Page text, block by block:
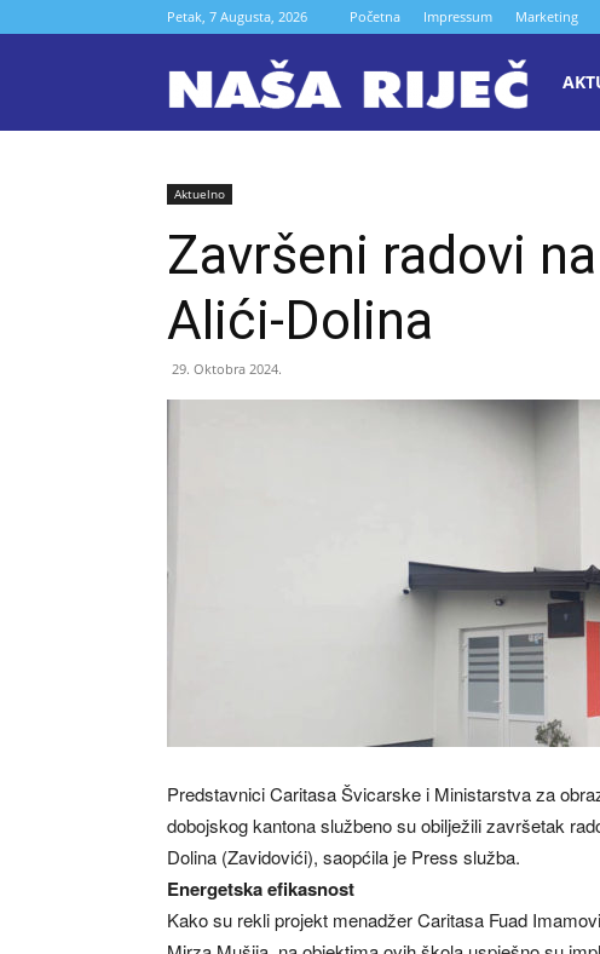
Petak, 7 Augusta, 2026 Početna Impressum Marketing
Naša
Zenica
Aktuelno
Završeni radovi
Alići-Dolina
29. Oktobra 2024.
Predstavnici Caritasa Švicarske i Ministarstva za
dobojskog kantona službeno su obilježili završetak
Dolina (Zavidovići), saopćila je Press služba.
Energetska efikasnost
Kako su rekli projekt menadžer Caritasa Fuad